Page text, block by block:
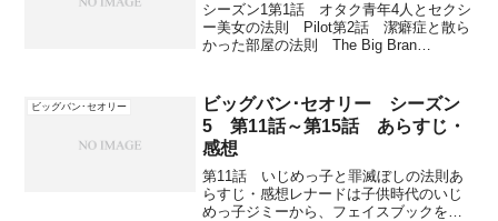
シーズン1第1話 オタク青年4人とセクシ
ー美女の法則 Pilot第2話 潔癖症と散ら
かった部屋の法則 The Big Bran
話 ...
ビッグバン･セオリー
ビッグバン･セオリー シーズン
5 第11話～第15話 あらすじ・
感想
第11話 いじめっ子と罪滅ぼしの法則あ
らすじ・感想レナードは子供時代のいじ
めっ子ジミーから、フェイスブックを通